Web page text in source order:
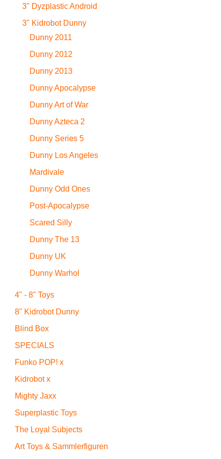
3" Dyzplastic Android
3" Kidrobot Dunny
Dunny 2011
Dunny 2012
Dunny 2013
Dunny Apocalypse
Dunny Art of War
Dunny Azteca 2
Dunny Series 5
Dunny Los Angeles
Mardivale
Dunny Odd Ones
Post-Apocalypse
Scared Silly
Dunny The 13
Dunny UK
Dunny Warhol
4" - 8" Toys
8" Kidrobot Dunny
Blind Box
SPECIALS
Funko POP! x
Kidrobot x
Mighty Jaxx
Superplastic Toys
The Loyal Subjects
Art Toys & Sammlerfiguren